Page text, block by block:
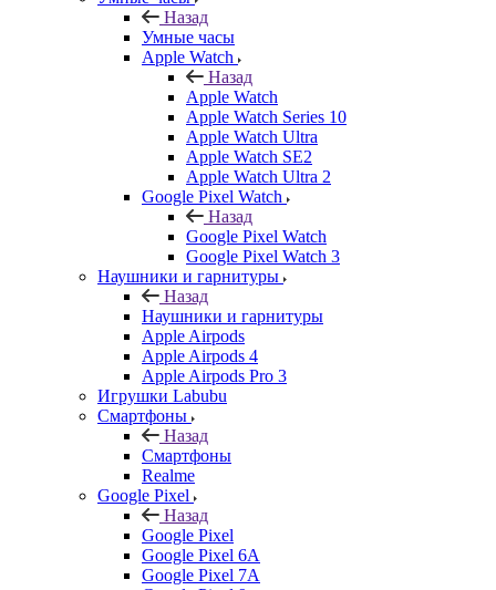
Назад
Умные часы
Apple Watch
Назад
Apple Watch
Apple Watch Series 10
Apple Watch Ultra
Apple Watch SE2
Apple Watch Ultra 2
Google Pixel Watch
Назад
Google Pixel Watch
Google Pixel Watch 3
Наушники и гарнитуры
Назад
Наушники и гарнитуры
Apple Airpods
Apple Airpods 4
Apple Airpods Pro 3
Игрушки Labubu
Смартфоны
Назад
Смартфоны
Realme
Google Pixel
Назад
Google Pixel
Google Pixel 6A
Google Pixel 7А